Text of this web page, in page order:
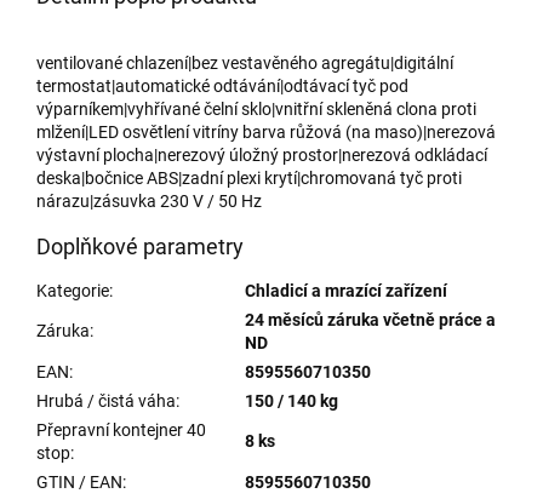
ventilované chlazení|bez vestavěného agregátu|digitální
termostat|automatické odtávání|odtávací tyč pod
výparníkem|vyhřívané čelní sklo|vnitřní skleněná clona proti
mlžení|LED osvětlení vitríny barva růžová (na maso)|nerezová
výstavní plocha|nerezový úložný prostor|nerezová odkládací
deska|bočnice ABS|zadní plexi krytí|chromovaná tyč proti
nárazu|zásuvka 230 V / 50 Hz
Doplňkové parametry
Kategorie: Chladicí a mrazící zařízení
Záruka:
24 měsíců záruka včetně práce a
ND
EAN:
8595560710350
Hrubá / čistá váha:
150 / 140 kg
Přepravní kontejner 40
stop:
8 ks
GTIN / EAN:
8595560710350